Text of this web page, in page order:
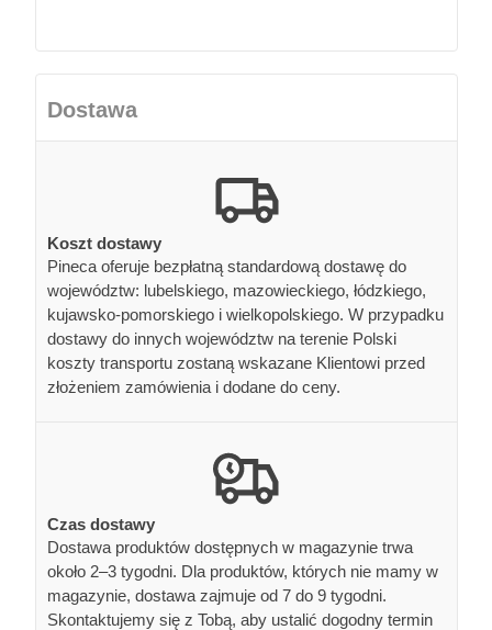
Dostawa
Koszt dostawy
Pineca oferuje bezpłatną standardową dostawę do
województw: lubelskiego, mazowieckiego, łódzkiego,
kujawsko-pomorskiego i wielkopolskiego. W przypadku
dostawy do innych województw na terenie Polski
koszty transportu zostaną wskazane Klientowi przed
złożeniem zamówienia i dodane do ceny.
Czas dostawy
Dostawa produktów dostępnych w magazynie trwa
około 2–3 tygodni. Dla produktów, których nie mamy w
magazynie, dostawa zajmuje od 7 do 9 tygodni.
Skontaktujemy się z Tobą, aby ustalić dogodny termin